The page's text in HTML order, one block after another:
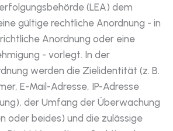
(LEA) dem
gültige rechtliche Anordnung - in
Anordnung oder eine
- vorlegt. In der
werden die Zielidentität (z. B.
E-Mail-Adresse, IP-Adresse
der Umfang der Überwachung
oder beides) und die zulässige